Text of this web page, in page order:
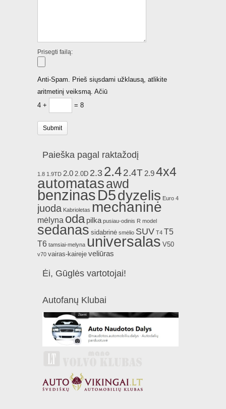
Prisegti failą:
Anti-Spam. Prieš siųsdami užklausą, atlikite
aritmetinį veiksmą. Ačiū
4 +
= 8
Paieška pagal raktažodį
1.8 1.9TD 2.0 2.0D 2.3 2.42.4T 2.94x4
automatasawd
benzinasD5dyzelis Euro 4
juoda Kabrioletas mechaninė
mėlyna oda pilka pusiau-odinis R model
sedanas sidabrinė smėlio SUV T4 T5
T6 tamsiai-melyna universalas V50
v70 vairas-kaireje veliūras
Ėi, Gūglės vartotojai!
Autofanų Klubai